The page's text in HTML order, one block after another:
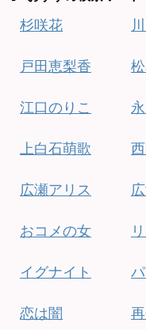
杉咲花
戸田恵梨香
江口のりこ
上白石萌歌
広瀬アリス
おコメの女
イグナイト
恋は闇